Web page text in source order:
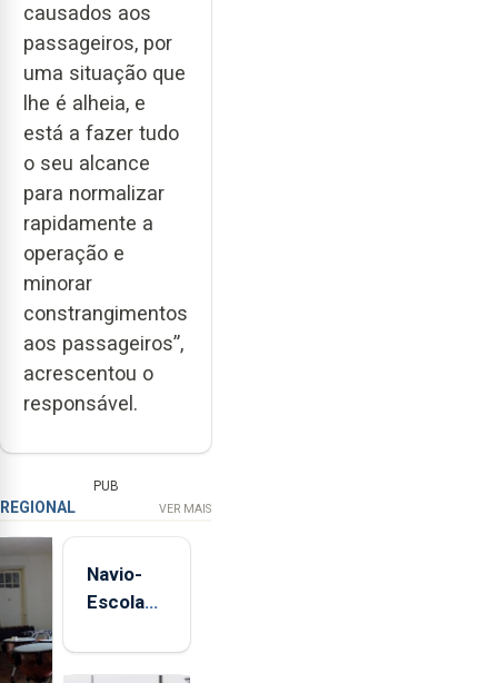
causados aos
passageiros, por
uma situação que
lhe é alheia, e
está a fazer tudo
o seu alcance
para normalizar
rapidamente a
operação e
minorar
constrangimentos
aos passageiros”,
acrescentou o
responsável.
PUB
REGIONAL VER MAIS
Navio-
Escola
está de